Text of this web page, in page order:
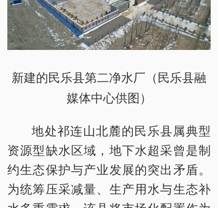
新建的民乐县第二净水厂（民乐县融
媒体中心供图）
地处祁连山北麓的民乐县属典型
资源型缺水区域，地下水超采曾是制
约生态保护与产业发展的突出矛盾。
为统筹压采减量、生产用水与生态补